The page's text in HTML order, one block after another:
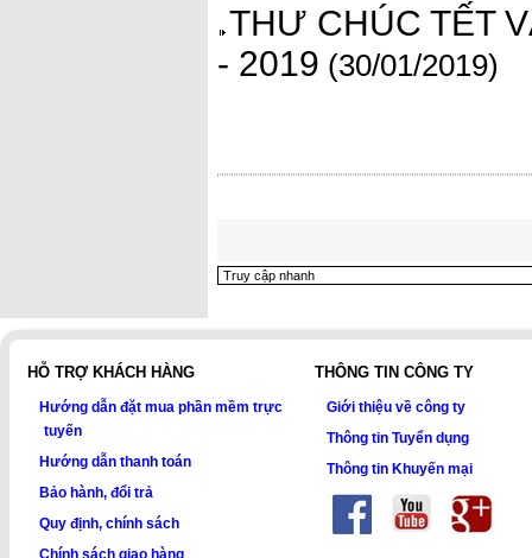
THƯ CHÚC TẾT
- 2019 (30/01/2019)
HỖ TRỢ KHÁCH HÀNG
Hướng dẫn đặt mua phần mềm trực
tuyến
Hướng dẫn thanh toán
Bảo hành, đổi trả
Quy định, chính sách
Chính sách giao hàng
THÔNG TIN CÔNG TY
Giới thiệu về công ty
Thông tin Tuyển dụng
Thông tin Khuyến mại